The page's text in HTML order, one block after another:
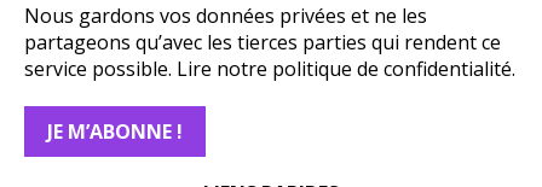
Nous gardons vos données privées et ne les
partageons qu’avec les tierces parties qui rendent ce
service possible. Lire notre politique de confidentialité.